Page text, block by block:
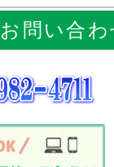
問い合